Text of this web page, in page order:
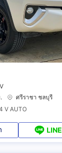
ศรีราชา ชลบุรี
V AUTO
LINE